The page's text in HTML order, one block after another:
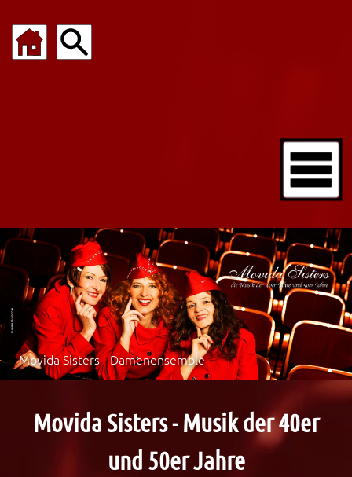
Movida Sisters - Damenensemble
Movida Sisters - Musik der 40er
und 50er Jahre